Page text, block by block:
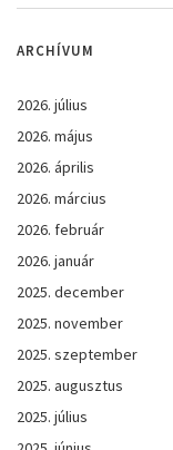
ARCHÍVUM
2026. július
2026. május
2026. április
2026. március
2026. február
2026. január
2025. december
2025. november
2025. szeptember
2025. augusztus
2025. július